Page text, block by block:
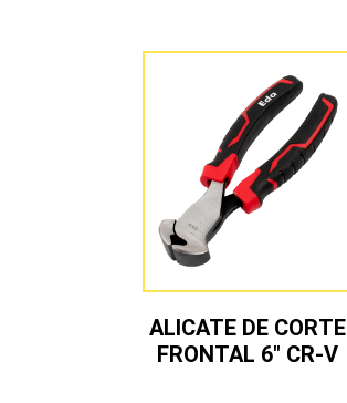
ALICATE DE CORTE
FRONTAL 6″ CR-V